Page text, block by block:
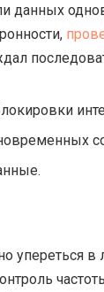
данных
упереться в